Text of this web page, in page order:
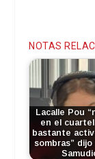
NOTAS
Lacalle Pou
en el
bastante
sombras” dijo